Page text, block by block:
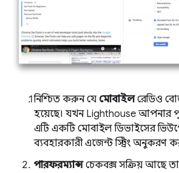
নিশ্চিত করুন যে মোবাইলরেডিও
হয়েছে। যখন Lighthouse আপনার
এটি একটি মোবাইল ডিভাইসের
ব্যবহারকারী এজেন্ট স্ট্রিং অনুকরণ
পারফরম্যান্সচেকবক্স সক্রিয় আছে